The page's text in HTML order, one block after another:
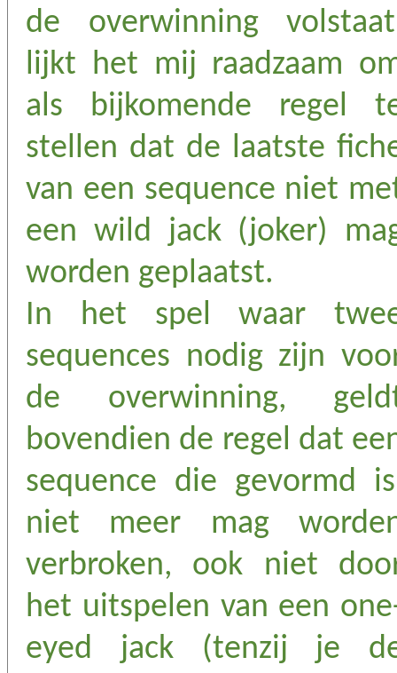
de overwinning
lijkt het mij raadzaam
als bijkomende regel
stellen dat de laatste
van een sequence niet
een wild jack (joker)
worden geplaatst.
In het spel waar
sequences nodig zijn
de overwinning,
bovendien de regel dat
sequence die gevormd
niet meer mag
verbroken, ook niet
het uitspelen van een
eyed jack (tenzij je